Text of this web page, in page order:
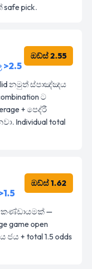
safe pick.
ඔඩ්ස් 2.55
නමුත් ස්පාඤ්ඤය
ට
+ පෙද්රී
Individual total
ඔඩ්ස් 1.62
කණ්ඩායමක් —
game open
+ total 1.5 odds